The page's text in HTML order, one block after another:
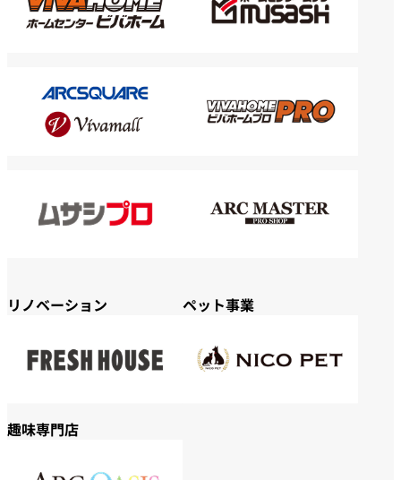
リノベーション ペット事業
趣味専門店